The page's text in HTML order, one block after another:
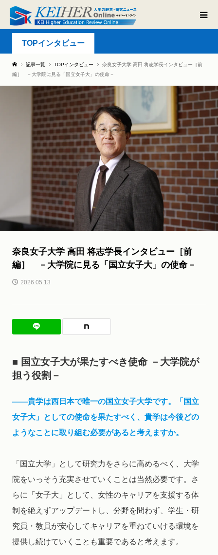
TOPインタビュー
記事一覧 TOPインタビュー
奈良女子大学 高田 将志学長インタビュー［前
編］ －大学院に見る「国立女子大」の使命－
奈良女子大学 高田 将志学長インタビュー［前
編］ －大学院に見る「国立女子大」の使命－
2026.05.13
■ 国立女子大が果たすべき使命 －大学院が
担う役割－
――貴学は西日本で唯一の国立女子大学です。「国立
女子大」としての使命を果たすべく、貴学は今後どの
ようなことに取り組む必要があると考えますか。
「国立大学」として研究力をさらに高めるべく、大学
院をいっそう充実させていくことは当然必要です。さ
らに「女子大」として、女性のキャリアを支援する体
制を絶えずアップデートし、分野を問わず、学生・研
究員・教員が安心してキャリアを重ねていける環境を
提供し続けていくことも重要であると考えます。